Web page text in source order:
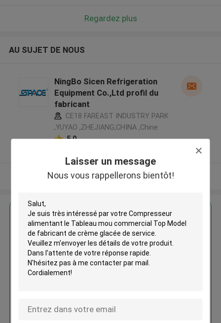
Laisser un message
Nous vous rappellerons bientôt!
Regardez plus
AU SUJET DE NOUS
NingBo Sicen Refrigeration
Equipment Co.,Ltd profil du
fabricant
CE18 FAREAST INDUSTRY PARK
,YUYAO ,ZHEJIANG,CHINA ,Chine
5.0
Regardez plus
Compresseur alimentant le
Tableau mou commercial Top
Model de fabricant de crème